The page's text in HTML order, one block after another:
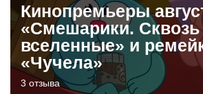
Кинопремьеры
«Смешарики. Сквозь
вселенные» и
«Чучела»
3 отзыва